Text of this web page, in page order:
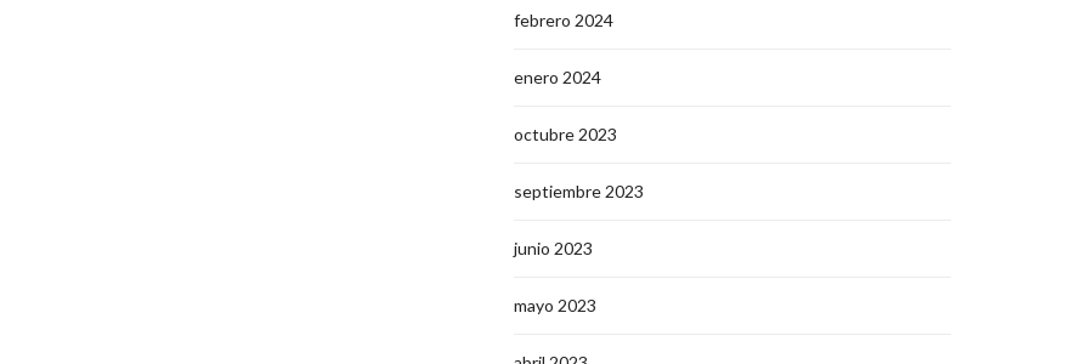
febrero 2024
enero 2024
octubre 2023
septiembre 2023
junio 2023
mayo 2023